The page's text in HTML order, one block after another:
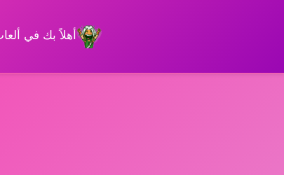
أهلاً بك في